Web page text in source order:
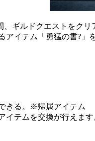
、ギルドクエストをク
アイテム「勇猛の書?」
きる。※帰属アイテム
テムを交換が行えます